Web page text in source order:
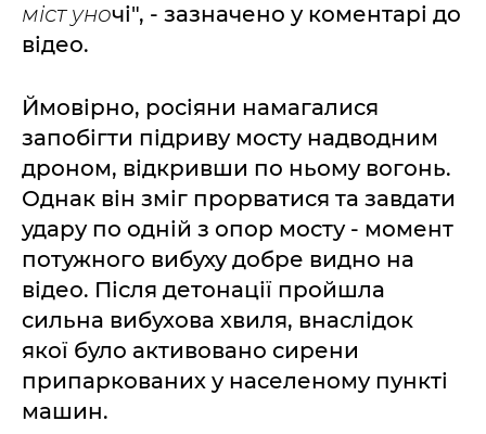
міст уночі", - зазначено у коментарі до
відео.
Ймовірно, росіяни намагалися
запобігти підриву мосту надводним
дроном, відкривши по ньому вогонь.
Однак він зміг прорватися та завдати
удару по одній з опор мосту - момент
потужного вибуху добре видно на
відео. Після детонації пройшла
сильна вибухова хвиля, внаслідок
якої було активовано сирени
припаркованих у населеному пункті
машин.